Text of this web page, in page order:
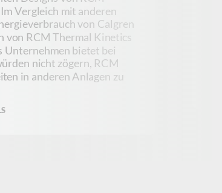
Vergleich mit anderen
von Calgren
von RCM Thermal Kinetics
Unternehmen bietet bei
nicht zögern, RCM
in anderen Anlagen zu